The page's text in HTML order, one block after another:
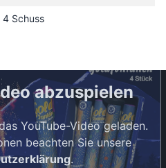
4 Schuss
abzuspielen
YouTube-Video geladen.
beachten Sie unsere
.